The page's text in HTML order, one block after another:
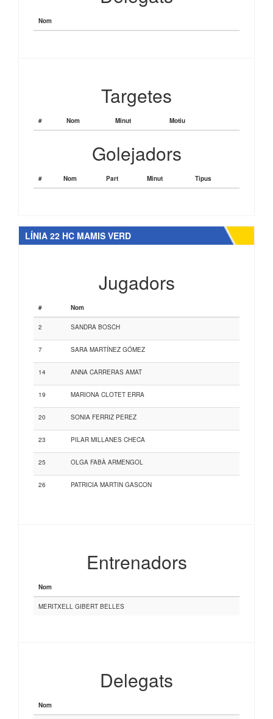
Nom
Targetes
# Nom Minut Motiu
Golejadors
# Nom Part Minut Tipus
LÍNIA 22 HC MAMIS VERD
Jugadors
# Nom
2 SANDRA BOSCH
7 SARA MARTÍNEZ GÓMEZ
14 ANNA CARRERAS AMAT
19 MARIONA CLOTET ERRA
20 SONIA FERRIZ PEREZ
23 PILAR MILLANES CHECA
25 OLGA FABÀ ARMENGOL
26 PATRICIA MARTIN GASCON
Entrenadors
Nom
MERITXELL GIBERT BELLES
Delegats
Nom